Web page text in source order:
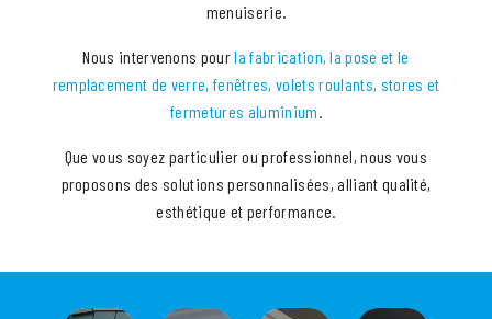
menuiserie.
Nous intervenons pourla fabrication, la pose et le
remplacement de verre, fenêtres, volets roulants, stores et
fermetures aluminium.
Que vous soyez particulier ou professionnel, nous vous
proposons des solutions personnalisées, alliant qualité,
esthétique et performance.